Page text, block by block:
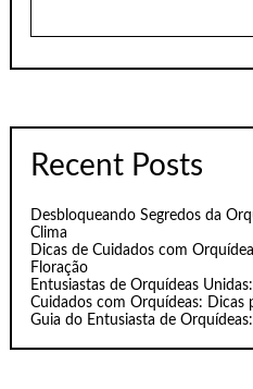
Recent Posts
Desbloqueando Segredos da
Clima
Dicas de Cuidados com
Floração
Entusiastas de Orquídeas
Cuidados com Orquídeas: Dicas
Guia do Entusiasta de